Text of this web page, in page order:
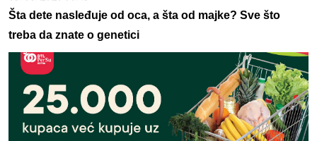
Šta dete nasleđuje od oca, a šta od majke? Sve što
treba da znate o genetici